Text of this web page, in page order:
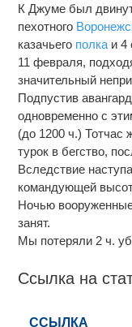
К Джуме был
пехотного
казачьего полка и 4
11 февраля,
значительный
Подпустив
одновременно с
(до 1200 ч.) Тотчас
турок в бегство,
Вследствие
командующей
Ночью
занят.
Мы потеряли 2 ч.
Ссылка на